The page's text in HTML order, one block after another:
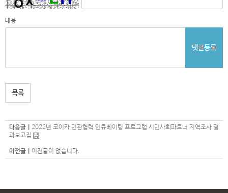
내용
댓글등록
목록
다음글 | 2022년 코이카 민관협력 인큐베이팅 프로그램 시민사회파트너 지역조사 결
과보고집
이전글 | 이전글이 없습니다.